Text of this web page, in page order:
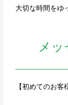
大切な時間をゆ
メッ
【初めてのお客